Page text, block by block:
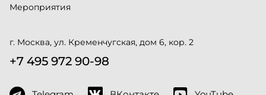
Мероприятия
г. Москва, ул. Кременчугская, дом 6, кор. 2
+7 495 972 90-98